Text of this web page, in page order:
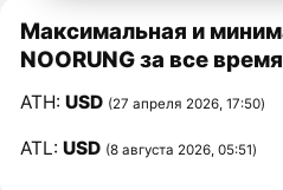
Максимальная и
NOORUNG за все время
ATH:USD (27 апреля 2026, 17:50)
ATL:USD (8 августа 2026, 05:51)